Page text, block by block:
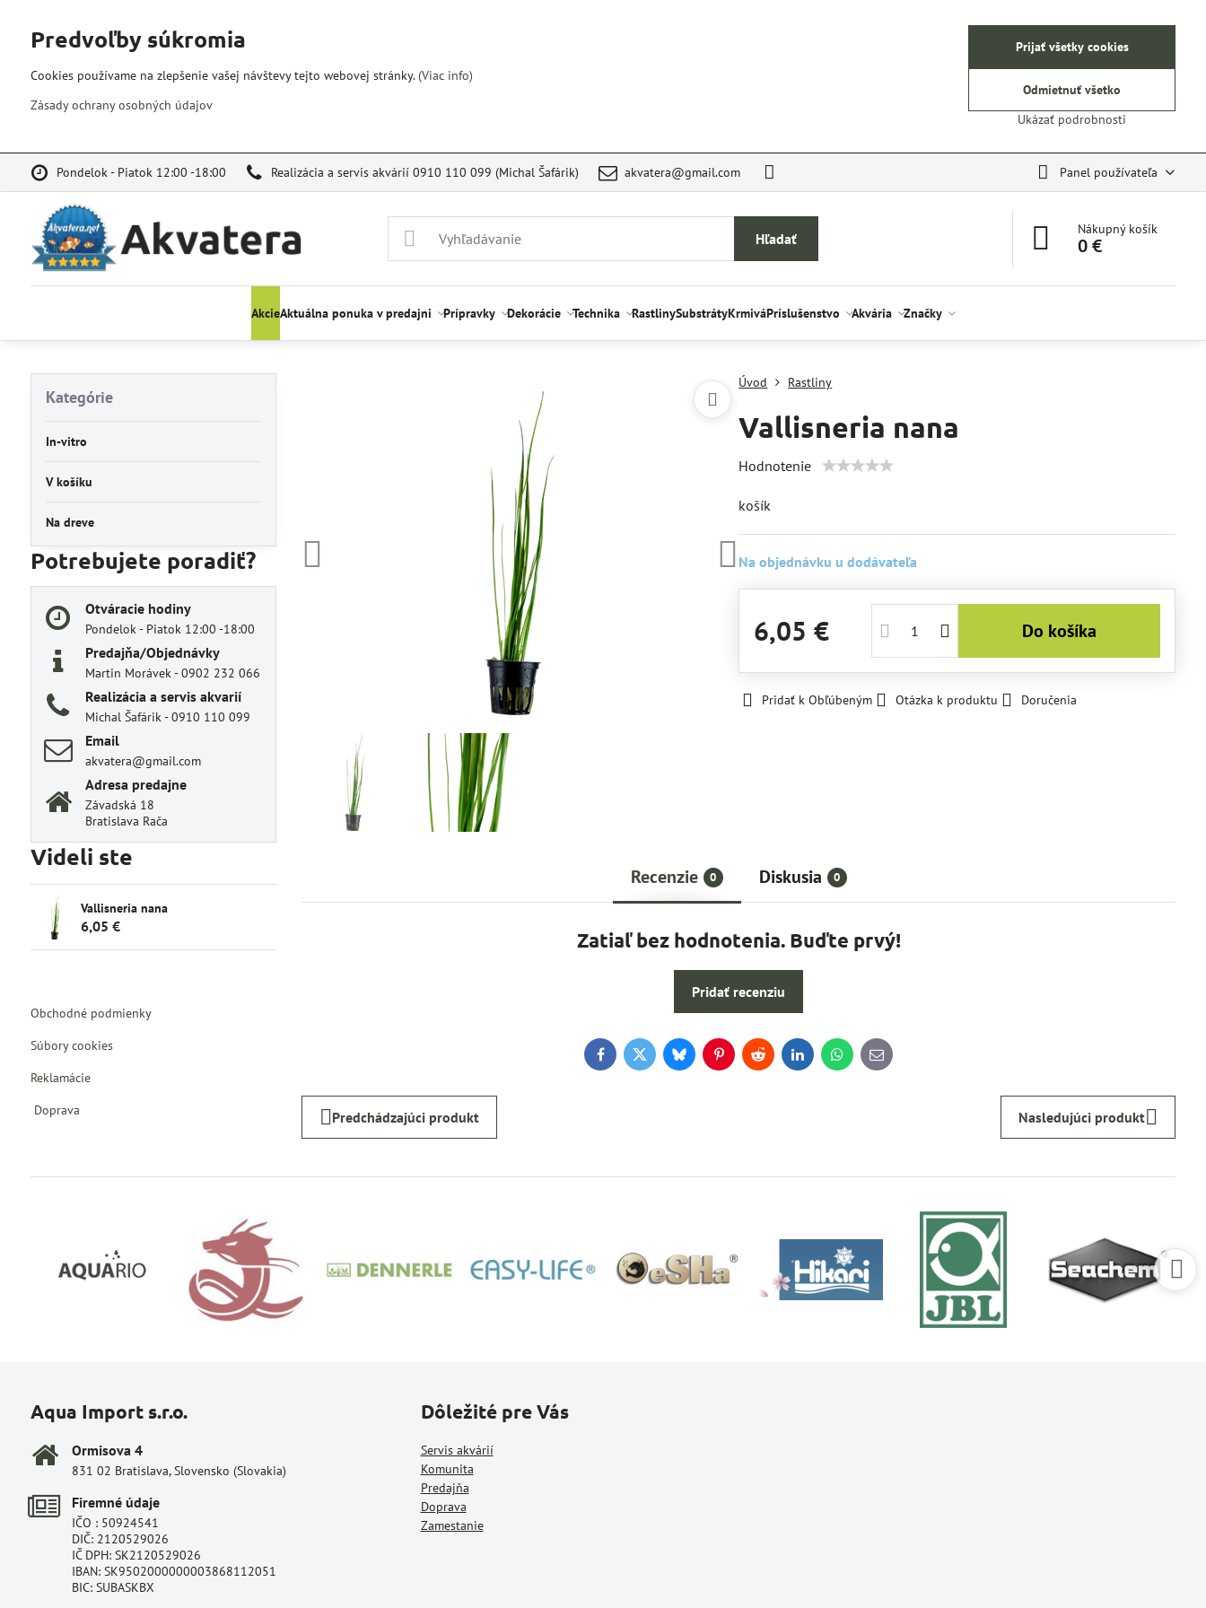
Pondelok - Piatok 12:00 -18:00 Realizácia a servis akvárií 0910 110 099 (Michal Šafárik) akvatera@gmail.com Panel používateľa
Hľadať
Nákupný košík
0 €
AkcieAktuálna ponuka v predajni Prípravky Dekorácie Technika RastlinySubstrátyKrmiváPríslušenstvo Akvária Značky
Úvod Rastliny
Vallisneria nana
Hodnotenie
košík
Na objednávku u dodávateľa
6,05 € Do košíka
Pridať k Obľúbeným Otázka k produktu Doručenia
Recenzie 0 Diskusia 0
Zatiaľ bez hodnotenia. Buďte prvý!
Pridať recenziu
FacebookTwitterBlueskyPinterestRedditLinkedInWhatsApp
E-
mail
Predchádzajúci produkt Nasledujúci produkt
Kategórie
In-vitro
V košíku
Na dreve
Potrebujete poradiť?
Otváracie hodiny
Pondelok - Piatok 12:00 -18:00
Predajňa/Objednávky
Martin Morávek - 0902 232 066
Realizácia a servis akvarií
Michal Šafárik - 0910 110 099
Email
akvatera@gmail.com
Adresa predajne
Závadská 18
Bratislava Rača
Videli ste
Vallisneria nana
6,05 €
Obchodné podmienky
Súbory cookies
Reklamácie
Doprava
Aqua Import s.r.o.
Ormisova 4
831 02 Bratislava, Slovensko (Slovakia)
Firemné údaje
IČO : 50924541
DIČ: 2120529026
IČ DPH: SK2120529026
IBAN: SK9502000000003868112051
BIC: SUBASKBX
Dôležité pre Vás
Servis akvárií
Komunita
Predajňa
Doprava
Zamestanie
Predvoľby súkromia
Cookies používame na zlepšenie vašej návštevy tejto webovej stránky.(Viac info)
Zásady ochrany osobných údajov
Ukázať podrobnosti
Prijať všetky cookies
Odmietnuť všetko